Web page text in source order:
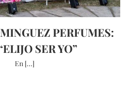
PERFUMES:
SER YO”
En [...]